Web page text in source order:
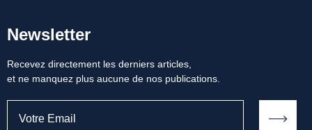
Newsletter
Recevez directement les derniers articles,
et ne manquez plus aucune de nos publications.